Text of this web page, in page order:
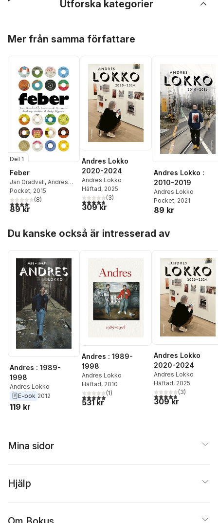
Utforska kategorier
Mer från samma författare
Del 1
Feber
Jan Gradvall, Andres
Lokko,Mats Olsson
Lennart Persson
Pocket, 2015
4,1utav 5 stjärnor. Totalt antal röster:
(8)
89 kr
Andres Lokko
2020-2024
Andres Lokko
Häftad, 2025
4,7utav 5 stjärnor. Totalt antal röster:
(3)
309 kr
Andres Lokko :
2010-2019
Andres Lokko
Pocket, 2021
89 kr
Du kanske också är intresserad av
Andres : 1989-
1998
Andres Lokko
E-bok 2012
119 kr
Andres : 1989-
1998
Andres Lokko
Häftad, 2010
5,0utav 5 stjärnor. Totalt antal röster:
(1)
531 kr
Andres Lokko
2020-2024
Andres Lokko
Häftad, 2025
4,7utav 5 stjärnor.
(3)
309 kr
Mina sidor
Hjälp